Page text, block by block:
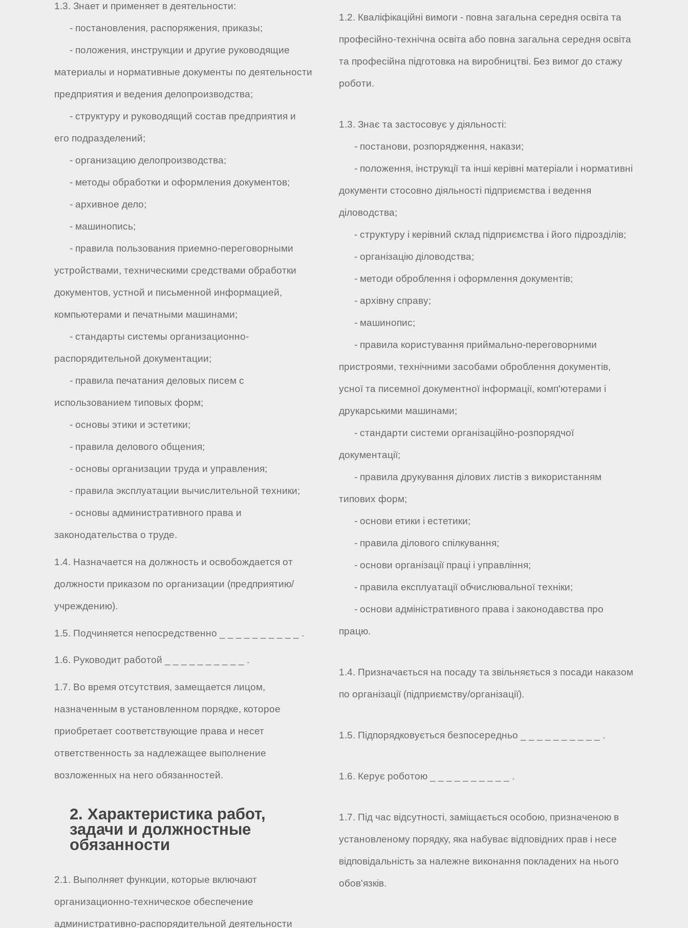
1.3. Знает и применяет в деятельности:
- постановления, распоряжения, приказы;
- положения, инструкции и другие руководящие
материалы и нормативные документы по деятельности
предприятия и ведения делопроизводства;
- структуру и руководящий состав предприятия и
его подразделений;
- организацию делопроизводства;
- методы обработки и оформления документов;
- архивное дело;
- машинопись;
- правила пользования приемно-переговорными
устройствами, техническими средствами обработки
документов, устной и письменной информацией,
компьютерами и печатными машинами;
- стандарты системы организационно-
распорядительной документации;
- правила печатания деловых писем с
использованием типовых форм;
- основы этики и эстетики;
- правила делового общения;
- основы организации труда и управления;
- правила эксплуатации вычислительной техники;
- основы административного права и
законодательства о труде.
1.4. Назначается на должность и освобождается от
должности приказом по организации (предприятию/
учреждению).
1.5. Подчиняется непосредственно _ _ _ _ _ _ _ _ _ _ .
1.6. Руководит работой _ _ _ _ _ _ _ _ _ _ .
1.7. Во время отсутствия, замещается лицом,
назначенным в установленном порядке, которое
приобретает соответствующие права и несет
ответственность за надлежащее выполнение
возложенных на него обязанностей.
2. Характеристика работ,
задачи и должностные
обязанности
2.1. Выполняет функции, которые включают
организационно-техническое обеспечение
административно-распорядительной деятельности
1.2. Кваліфікаційні вимоги - повна загальна середня освіта та
професійно-технічна освіта або повна загальна середня освіта
та професійна підготовка на виробництві. Без вимог до стажу
роботи.
1.3. Знає та застосовує у діяльності:
- постанови, розпорядження, накази;
- положення, інструкції та інші керівні матеріали і нормативні
документи стосовно діяльності підприємства і ведення
діловодства;
- структуру і керівний склад підприємства і його підрозділів;
- організацію діловодства;
- методи оброблення і оформлення документів;
- архівну справу;
- машинопис;
- правила користування приймально-переговорними
пристроями, технічними засобами оброблення документів,
усної та писемної документної інформації, комп'ютерами і
друкарськими машинами;
- стандарти системи організаційно-розпорядчої
документації;
- правила друкування ділових листів з використанням
типових форм;
- основи етики і естетики;
- правила ділового спілкування;
- основи організації праці і управління;
- правила експлуатації обчислювальної техніки;
- основи адміністративного права і законодавства про
працю.
1.4. Призначається на посаду та звільняється з посади наказом
по організації (підприємству/організації).
1.5. Підпорядковується безпосередньо _ _ _ _ _ _ _ _ _ _ .
1.6. Керує роботою _ _ _ _ _ _ _ _ _ _ .
1.7. Під час відсутності, заміщається особою, призначеною в
установленому порядку, яка набуває відповідних прав і несе
відповідальність за належне виконання покладених на нього
обов'язків.